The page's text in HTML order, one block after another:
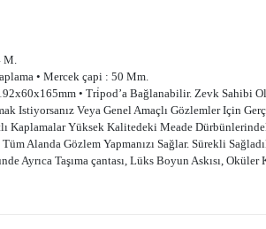
M.
• Mercek çapi : 50 Mm.
• Tri̇pod’a Bağlanabilir. Zevk Sahibi
Istiyorsanız Veya Genel Amaçlı Gözlemler Için
Kaplamalar Yüksek Kalitedeki Meade
Alanda Gözlem Yapmanızı Sağlar. Sürekli
Ayrıca Taşıma çantası, Lüks Boyun Askısı,